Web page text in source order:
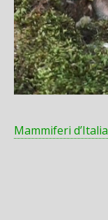
Mammiferi d’Italia